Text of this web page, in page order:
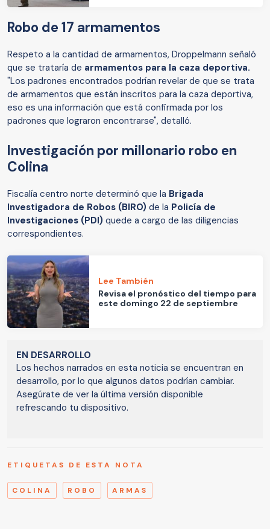
Robo de 17 armamentos
Respeto a la cantidad de armamentos, Droppelmann señaló
que se trataría de armamentos para la caza deportiva.
"Los padrones encontrados podrían revelar de que se trata
de armamentos que están inscritos para la caza deportiva,
eso es una información que está confirmada por los
padrones que lograron encontrarse", detalló.
Investigación por millonario robo en
Colina
Fiscalía centro norte determinó que la Brigada
Investigadora de Robos (BIRO) de la Policía de
Investigaciones (PDI) quede a cargo de las diligencias
correspondientes.
Lee También
Revisa el pronóstico del tiempo para
este domingo 22 de septiembre
EN DESARROLLO
Los hechos narrados en esta noticia se encuentran en
desarrollo, por lo que algunos datos podrían cambiar.
Asegúrate de ver la última versión disponible
refrescando tu dispositivo.
ETIQUETAS DE ESTA NOTA
COLINA ROBO ARMAS